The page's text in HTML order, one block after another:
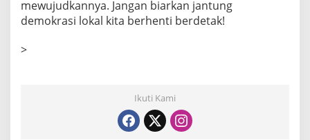
mewujudkannya. Jangan biarkan jantung
demokrasi lokal kita berhenti berdetak!
>
Ikuti Kami